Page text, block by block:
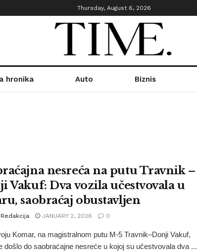
Thursday, August 6, 2026
hronika Auto Biznis
nesreća na putu Travnik –
Vakuf: Dva vozila učestvovala u
saobraćaj obustavljen
Redakcija JANUARY 2, 2026 0
Komar, na magistralnom putu M-5 Travnik–Donji Vakuf,
došlo do saobraćajne nesreće u kojoj su učestvovala dva ...